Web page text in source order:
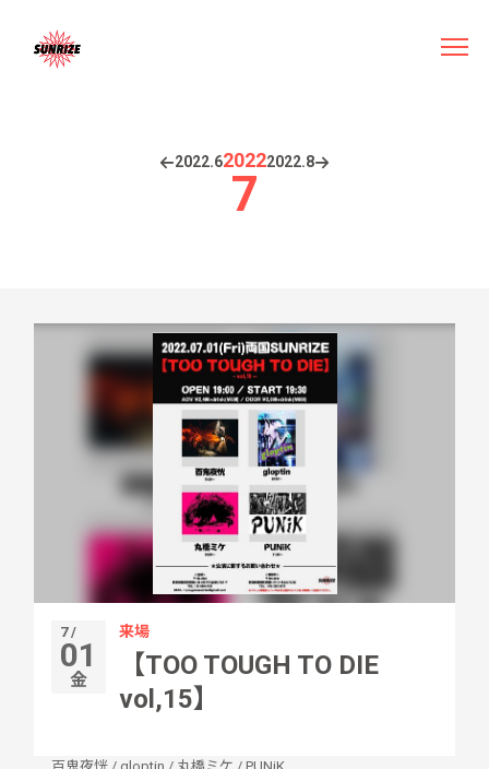
2022.62022
7
2022.8
7 /
01
金
来場
【TOO TOUGH TO DIE
vol,15】